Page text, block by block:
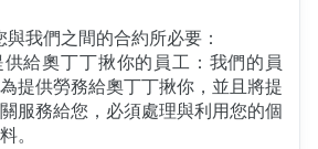
與我們之間的合約所必要：
供給奧丁丁揪你的員工：我們的員
提供勞務給奧丁丁揪你，並且將提
服務給您，必須處理與利用您的個
。